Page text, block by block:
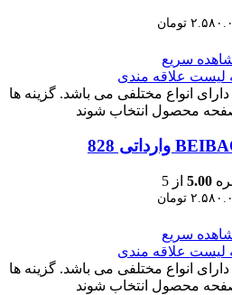
تومان
سریع
لیست علاقه مندی
انواع مختلفی می باشد. گزینه ها
محصول انتخاب شوند
5.00 از 5
تومان
سریع
لیست علاقه مندی
انواع مختلفی می باشد. گزینه ها
محصول انتخاب شوند